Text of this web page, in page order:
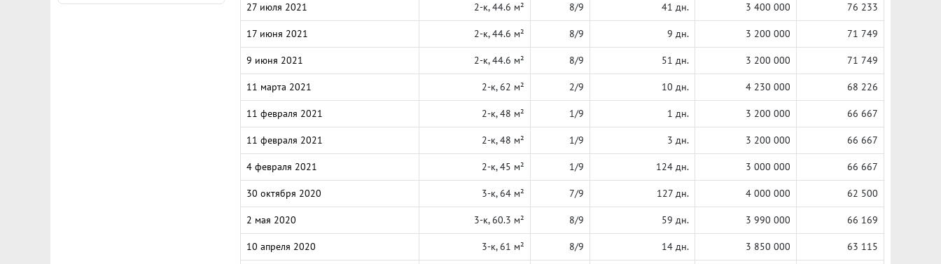
27 июля 2021 2-к, 44.6 м² 8/9 41 дн. 3 400 000 76 233
17 июня 2021 2-к, 44.6 м² 8/9 9 дн. 3 200 000 71 749
9 июня 2021 2-к, 44.6 м² 8/9 51 дн. 3 200 000 71 749
11 марта 2021 2-к, 62 м² 2/9 10 дн. 4 230 000 68 226
11 февраля 2021 2-к, 48 м² 1/9 1 дн. 3 200 000 66 667
11 февраля 2021 2-к, 48 м² 1/9 3 дн. 3 200 000 66 667
4 февраля 2021 2-к, 45 м² 1/9 124 дн. 3 000 000 66 667
30 октября 2020 3-к, 64 м² 7/9 127 дн. 4 000 000 62 500
2 мая 2020 3-к, 60.3 м² 8/9 59 дн. 3 990 000 66 169
10 апреля 2020 3-к, 61 м² 8/9 14 дн. 3 850 000 63 115